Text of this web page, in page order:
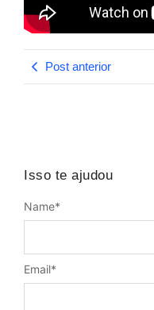
Post anterior
Isso te ajudou
Name*
Email*